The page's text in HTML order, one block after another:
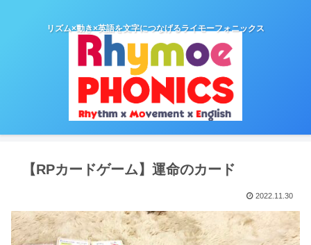
リズム×動き×英語を文字につなげるライモーフォニックス
【RPカードゲーム】運命のカード
2022.11.30